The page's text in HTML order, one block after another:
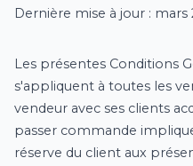
Dernière mise à jour : mars
Les présentes Conditions
s'appliquent à toutes les
vendeur avec ses clients
passer commande
réserve du client aux